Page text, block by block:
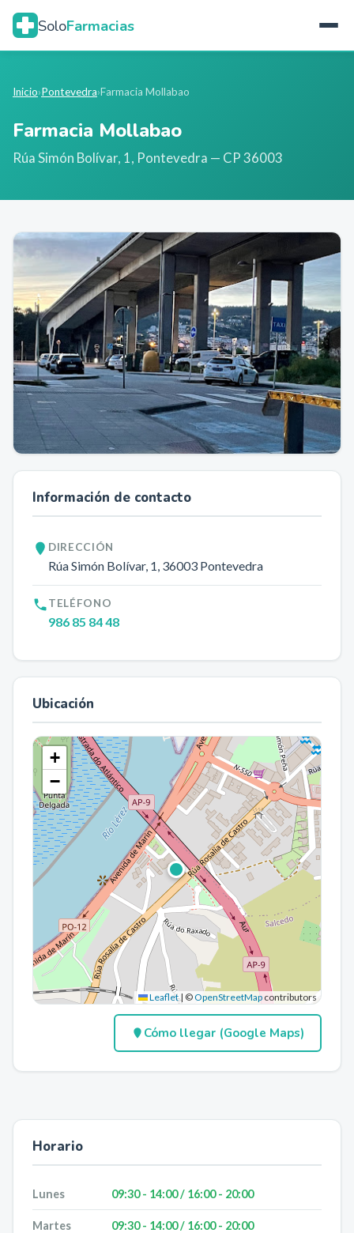
SoloFarmacias
Inicio›Pontevedra›Farmacia Mollabao
Farmacia Mollabao
Rúa Simón Bolívar, 1, Pontevedra — CP 36003
Información de contacto
DIRECCIÓN
Rúa Simón Bolívar, 1, 36003 Pontevedra
TELÉFONO
986 85 84 48
Ubicación
+
−
Leaflet| ©OpenStreetMap contributors
Cómo llegar (Google Maps)
Horario
Lunes 09:30 - 14:00 / 16:00 - 20:00
Martes 09:30 - 14:00 / 16:00 - 20:00